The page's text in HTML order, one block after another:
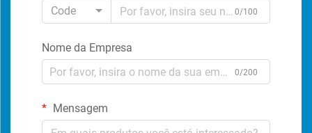
Code
0/100
Nome da Empresa
0/200
Mensagem